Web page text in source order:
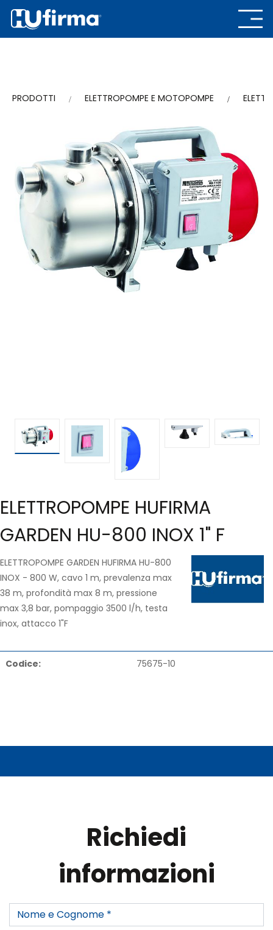
PRODOTTI ELETTROPOMPE E MOTOPOMPE
ELETTROPOMPE HUFIRMA
GARDEN HU-800 INOX 1" F
ELETTROPOMPE GARDEN HUFIRMA HU-800
INOX - 800 W, cavo 1 m, prevalenza max
38 m, profondità max 8 m, pressione
max 3,8 bar, pompaggio 3500 l/h, testa
inox, attacco 1"F
Codice: 75675-10
Richiedi
informazioni